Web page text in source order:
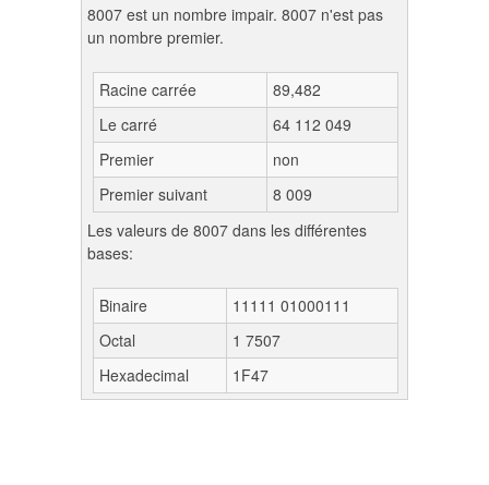
8007 est un nombre impair. 8007 n'est pas
un nombre premier.
Racine carrée
89,482
Le carré
64 112 049
Premier
non
Premier suivant
8 009
Les valeurs de 8007 dans les différentes
bases:
Binaire
11111 01000111
Octal
1 7507
Hexadecimal
1F47